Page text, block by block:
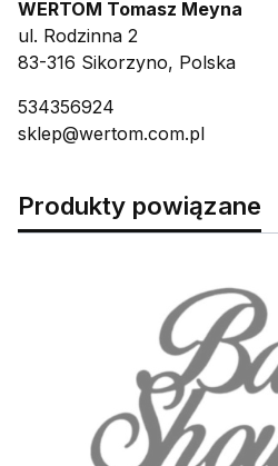
WERTOM Tomasz Meyna
ul. Rodzinna 2
83-316 Sikorzyno, Polska
534356924
sklep@wertom.com.pl
Produkty powiązane